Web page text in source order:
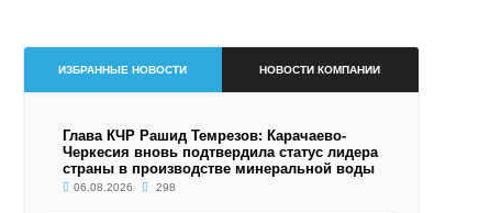
ИЗБРАННЫЕ НОВОСТИ НОВОСТИ КОМПАНИИ
Глава КЧР Рашид Темрезов: Карачаево-
Черкесия вновь подтвердила статус лидера
страны в производстве минеральной воды
06.08.2026 298